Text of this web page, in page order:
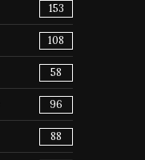
153
108
58
96
88